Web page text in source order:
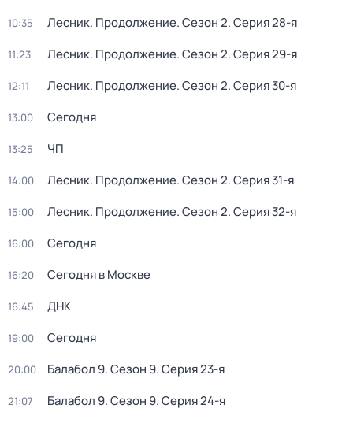
10:35 Лесник. Продолжение. Сезон 2. Серия 28-я
11:23 Лесник. Продолжение. Сезон 2. Серия 29-я
12:11 Лесник. Продолжение. Сезон 2. Серия 30-я
13:00 Сегодня
13:25 ЧП
14:00 Лесник. Продолжение. Сезон 2. Серия 31-я
15:00 Лесник. Продолжение. Сезон 2. Серия 32-я
16:00 Сегодня
16:20 Сегодня в Москве
16:45 ДНК
19:00 Сегодня
20:00 Балабол 9. Сезон 9. Серия 23-я
21:07 Балабол 9. Сезон 9. Серия 24-я